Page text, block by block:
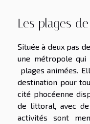
Les plages
Située à deux pas
une métropole
plages animées.
destination pour
cité phocéenne
de littoral, avec
activités sont